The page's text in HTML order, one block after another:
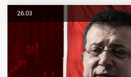
26.03